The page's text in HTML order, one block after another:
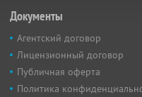
Документы
Агентский договор
Лицензионный договор
Публичная оферта
Политика